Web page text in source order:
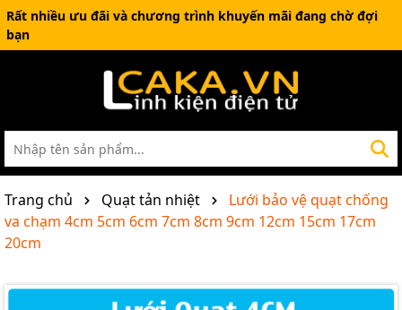
Rất nhiều ưu đãi và chương trình khuyến mãi đang chờ đợi
bạn
Trang chủ Quạt tản nhiệt
Lưới bảo vệ quạt chống
va chạm 4cm 5cm 6cm 7cm 8cm 9cm 12cm 15cm 17cm
20cm